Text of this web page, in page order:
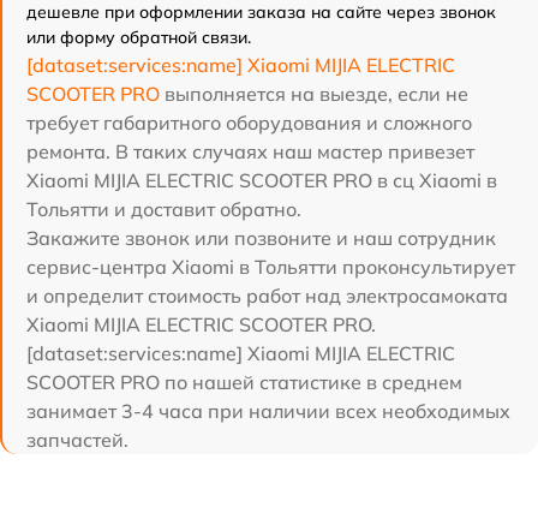
дешевле при оформлении заказа на сайте через звонок
или форму обратной связи.
[dataset:services:name] Xiaomi MIJIA ELECTRIC
SCOOTER PRO выполняется на выезде, если не
требует габаритного оборудования и сложного
ремонта. В таких случаях наш мастер привезет
Xiaomi MIJIA ELECTRIC SCOOTER PRO в сц Xiaomi в
Тольятти и доставит обратно.
Закажите звонок или позвоните и наш сотрудник
сервис-центра Xiaomi в Тольятти проконсультирует
и определит стоимость работ над электросамоката
Xiaomi MIJIA ELECTRIC SCOOTER PRO.
[dataset:services:name] Xiaomi MIJIA ELECTRIC
SCOOTER PRO по нашей статистике в среднем
занимает 3-4 часа при наличии всех необходимых
запчастей.